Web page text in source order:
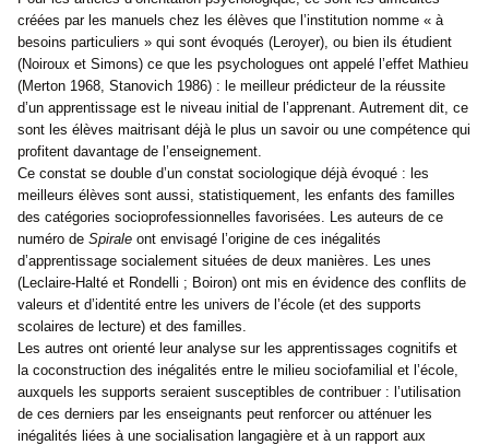
créées par les manuels chez les élèves que l’institution nomme « à
besoins particuliers » qui sont évoqués (Leroyer), ou bien ils étudient
(Noiroux et Simons) ce que les psychologues ont appelé l’effet Mathieu
(Merton 1968, Stanovich 1986) : le meilleur prédicteur de la réussite
d’un apprentissage est le niveau initial de l’apprenant. Autrement dit, ce
sont les élèves maitrisant déjà le plus un savoir ou une compétence qui
profitent davantage de l’enseignement.
Ce constat se double d’un constat sociologique déjà évoqué : les
meilleurs élèves sont aussi, statistiquement, les enfants des familles
des catégories socioprofessionnelles favorisées. Les auteurs de ce
numéro de Spirale ont envisagé l’origine de ces inégalités
d’apprentissage socialement situées de deux manières. Les unes
(Leclaire-Halté et Rondelli ; Boiron) ont mis en évidence des conflits de
valeurs et d’identité entre les univers de l’école (et des supports
scolaires de lecture) et des familles.
Les autres ont orienté leur analyse sur les apprentissages cognitifs et
la coconstruction des inégalités entre le milieu sociofamilial et l’école,
auxquels les supports seraient susceptibles de contribuer : l’utilisation
de ces derniers par les enseignants peut renforcer ou atténuer les
inégalités liées à une socialisation langagière et à un rapport aux